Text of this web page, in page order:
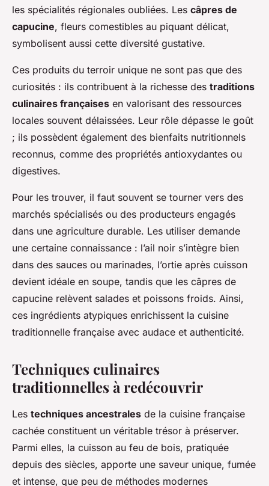
les spécialités régionales oubliées. Les câpres de
capucine, fleurs comestibles au piquant délicat,
symbolisent aussi cette diversité gustative.
Ces produits du terroir unique ne sont pas que des
curiosités : ils contribuent à la richesse des traditions
culinaires françaises en valorisant des ressources
locales souvent délaissées. Leur rôle dépasse le goût
; ils possèdent également des bienfaits nutritionnels
reconnus, comme des propriétés antioxydantes ou
digestives.
Pour les trouver, il faut souvent se tourner vers des
marchés spécialisés ou des producteurs engagés
dans une agriculture durable. Les utiliser demande
une certaine connaissance : l’ail noir s’intègre bien
dans des sauces ou marinades, l’ortie après cuisson
devient idéale en soupe, tandis que les câpres de
capucine relèvent salades et poissons froids. Ainsi,
ces ingrédients atypiques enrichissent la cuisine
traditionnelle française avec audace et authenticité.
Techniques culinaires
traditionnelles à redécouvrir
Les techniques ancestrales de la cuisine française
cachée constituent un véritable trésor à préserver.
Parmi elles, la cuisson au feu de bois, pratiquée
depuis des siècles, apporte une saveur unique, fumée
et intense, que peu de méthodes modernes